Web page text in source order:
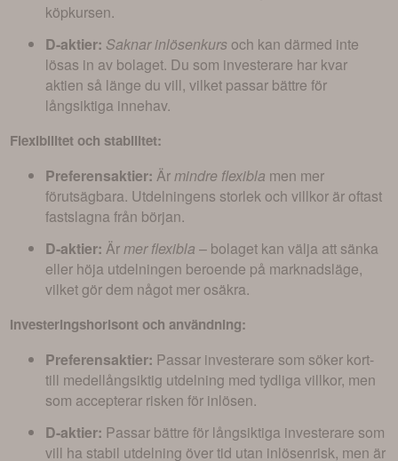
köpkursen.
D-aktier: Saknar inlösenkurs och kan därmed inte
lösas in av bolaget. Du som investerare har kvar
aktien så länge du vill, vilket passar bättre för
långsiktiga innehav.
Flexibilitet och stabilitet:
Preferensaktier: Ärmindre flexibla men mer
förutsägbara. Utdelningens storlek och villkor är oftast
fastslagna från början.
D-aktier: Ärmer flexibla – bolaget kan välja att sänka
eller höja utdelningen beroende på marknadsläge,
vilket gör dem något mer osäkra.
Investeringshorisont och användning:
Preferensaktier: Passar investerare som söker kort-
till medellångsiktig utdelning med tydliga villkor, men
som accepterar risken för inlösen.
D-aktier: Passar bättre för långsiktiga investerare som
vill ha stabil utdelning över tid utan inlösenrisk, men är